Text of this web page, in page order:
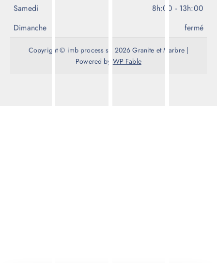
Samedi
8h:00 - 13h:00
Dimanche
fermé
Copyright © imb process srl 2026 Granite et Marbre |
Powered by WP Fable